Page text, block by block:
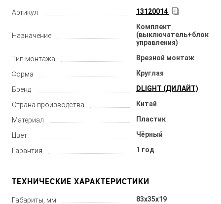
Артикул 13120014
Назначение
Комплект
(выключатель+блок
управления)
Тип монтажа Врезной монтаж
Форма Круглая
Бренд DLIGHT (ДИЛАЙТ)
Страна производства Китай
Материал Пластик
Цвет Чёрный
Гарантия 1 год
ТЕХНИЧЕСКИЕ ХАРАКТЕРИСТИКИ
Габариты, мм 83x35x19